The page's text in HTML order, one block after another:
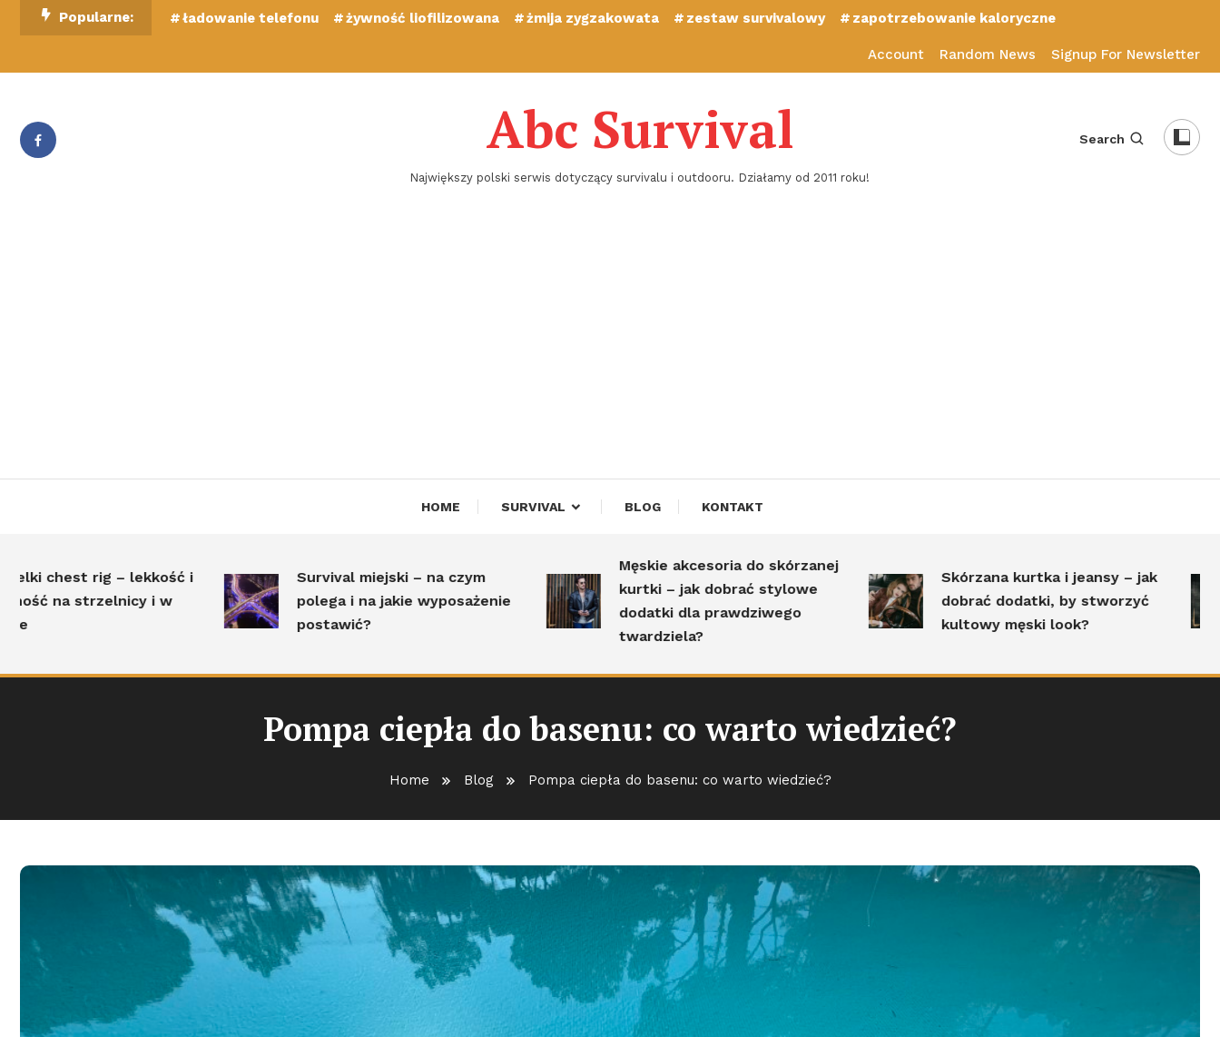
Popularne: ładowanie telefonu żywność liofilizowana żmija zygzakowata zestaw survivalowy zapotrzebowanie kaloryczne
Account Random News Signup For Newsletter
Abc Survival
Największy polski serwis dotyczący survivalu i outdooru. Działamy od 2011 roku!
Search
HOME SURVIVAL BLOG KONTAKT
rig – lekkość i
strzelnicy i w
Survival miejski – na czym
polega i na jakie wyposażenie
postawić?
Męskie akcesoria do skórzanej
kurtki – jak dobrać stylowe
dodatki dla prawdziwego
twardziela?
Skórzana kurtka i jeansy – jak
dobrać dodatki, by stworzyć
kultowy męski look?
Pompa ciepła do basenu: co warto wiedzieć?
Home Blog Pompa ciepła do basenu: co warto wiedzieć?